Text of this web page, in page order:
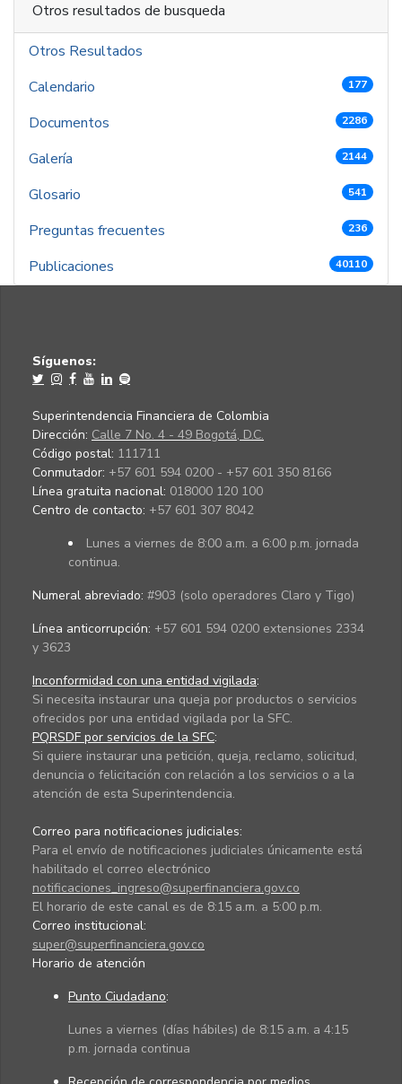
Otros resultados de busqueda
Otros Resultados
Calendario
177
Documentos 2286
Galería 2144
Glosario 541
Preguntas frecuentes 236
Publicaciones 40110
Síguenos:
Superintendencia Financiera de Colombia
Dirección: Calle 7 No. 4 - 49 Bogotá, D.C.
Código postal: 111711
Conmutador: +57 601 594 0200 - +57 601 350 8166
Línea gratuita nacional: 018000 120 100
Centro de contacto: +57 601 307 8042
Lunes a viernes de 8:00 a.m. a 6:00 p.m. jornada
continua.
Numeral abreviado: #903 (solo operadores Claro y Tigo)
Línea anticorrupción: +57 601 594 0200 extensiones 2334
y 3623
Inconformidad con una entidad vigilada:
Si necesita instaurar una queja por productos o servicios
ofrecidos por una entidad vigilada por la SFC.
PQRSDF por servicios de la SFC:
Si quiere instaurar una petición, queja, reclamo, solicitud,
denuncia o felicitación con relación a los servicios o a la
atención de esta Superintendencia.
Correo para notificaciones judiciales:
Para el envío de notificaciones judiciales únicamente está
habilitado el correo electrónico
notificaciones_ingreso@superfinanciera.gov.co
El horario de este canal es de 8:15 a.m. a 5:00 p.m.
Correo institucional:
super@superfinanciera.gov.co
Horario de atención
Punto Ciudadano:
Lunes a viernes (días hábiles) de 8:15 a.m. a 4:15
p.m. jornada continua